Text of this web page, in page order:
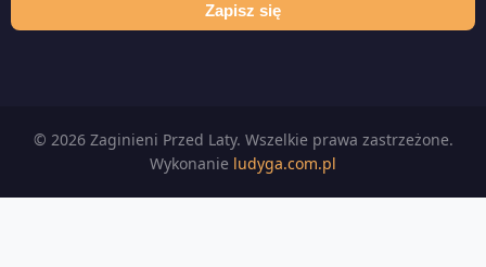
Zapisz się
© 2026 Zaginieni Przed Laty. Wszelkie prawa zastrzeżone.
Wykonanie ludyga.com.pl